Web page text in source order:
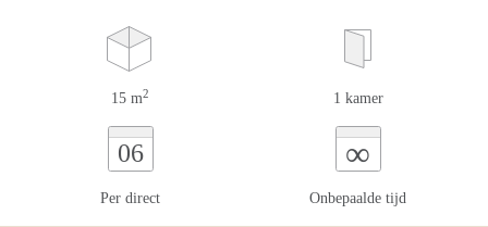
15 m2 1 kamer
06
Per direct
∞
Onbepaalde tijd